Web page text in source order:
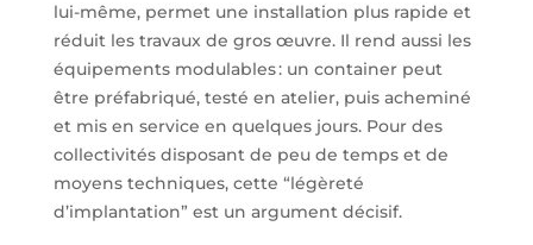
lui-même, permet une installation plus rapide et
réduit les travaux de gros œuvre. Il rend aussi les
équipements modulables : un container peut
être préfabriqué, testé en atelier, puis acheminé
et mis en service en quelques jours. Pour des
collectivités disposant de peu de temps et de
moyens techniques, cette “légèreté
d’implantation” est un argument décisif.